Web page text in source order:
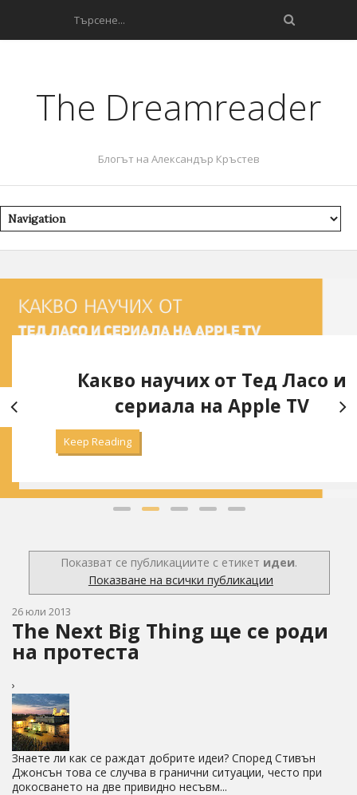
The Dreamreader
Блогът на Александър Кръстев
Какво научих от Тед Ласо и
сериала на Apple TV
Keep Reading
Показват се публикациите с етикет идеи.
Показване на всички публикации
26 юли 2013
The Next Big Thing ще се роди
на протеста
›
Знаете ли как се раждат добрите идеи? Според Стивън
Джонсън това се случва в гранични ситуации, често при
докосването на две привидно несъвм...